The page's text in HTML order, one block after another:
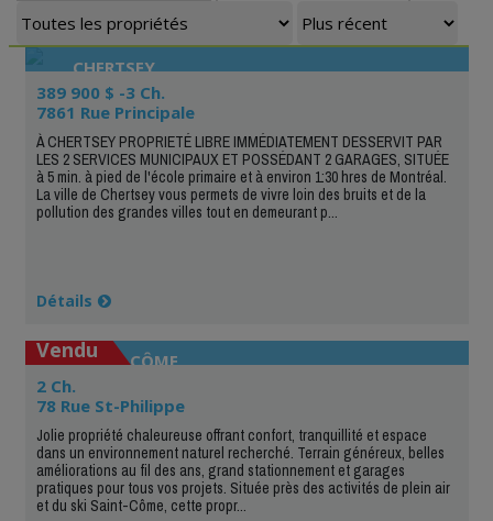
CHERTSEY
389 900 $ -3 Ch.
7861 Rue Principale
À CHERTSEY PROPRIETÉ LIBRE IMMÉDIATEMENT DESSERVIT PAR
LES 2 SERVICES MUNICIPAUX ET POSSÉDANT 2 GARAGES, SITUÉE
à 5 min. à pied de l'école primaire et à environ 1:30 hres de Montréal.
La ville de Chertsey vous permets de vivre loin des bruits et de la
pollution des grandes villes tout en demeurant p...
Détails
SAINT-CÔME
Vendu
2 Ch.
78 Rue St-Philippe
Jolie propriété chaleureuse offrant confort, tranquillité et espace
dans un environnement naturel recherché. Terrain généreux, belles
améliorations au fil des ans, grand stationnement et garages
pratiques pour tous vos projets. Située près des activités de plein air
et du ski Saint-Côme, cette propr...